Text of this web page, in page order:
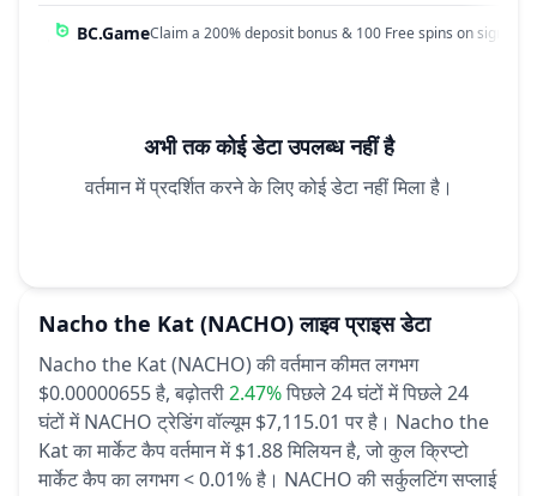
BC.GameClaim a 200% deposit bonus & 100 Free spins on sign up!
अभी तक कोई डेटा उपलब्ध नहीं है
वर्तमान में प्रदर्शित करने के लिए कोई डेटा नहीं मिला है।
Nacho the Kat (NACHO) लाइव प्राइस डेटा
Nacho the Kat (NACHO) की वर्तमान कीमत लगभग
$0.00000655 है, बढ़ोतरी2.47%पिछले 24 घंटों मेंपिछले 24
घंटों में NACHO ट्रेडिंग वॉल्यूम $7,115.01 पर है। Nacho the
Kat का मार्केट कैप वर्तमान में $1.88 मिलियन है, जो कुल क्रिप्टो
मार्केट कैप का लगभग < 0.01% है। NACHO की सर्कुलटिंग सप्लाई